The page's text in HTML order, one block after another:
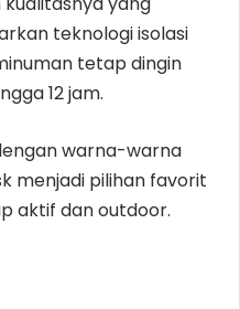
teknologi isolasi
tetap dingin
12 jam.
warna-warna
menjadi pilihan favorit
aktif dan outdoor.